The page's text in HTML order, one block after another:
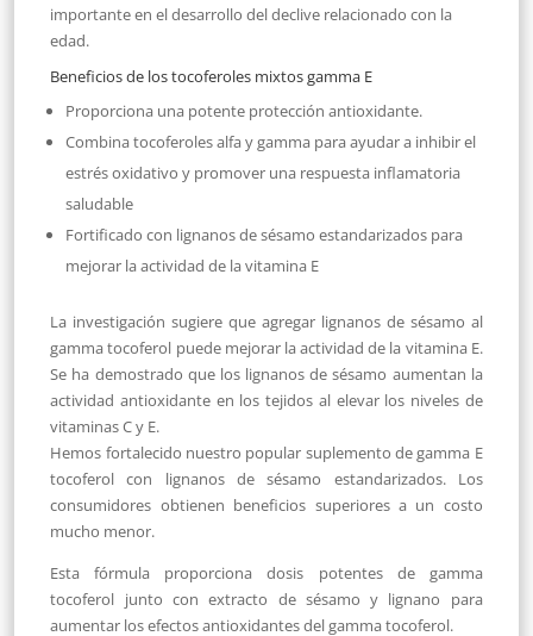
importante en el desarrollo del declive relacionado con la
edad.
Beneficios de los tocoferoles mixtos gamma E
Proporciona una potente protección antioxidante.
Combina tocoferoles alfa y gamma para ayudar a inhibir el
estrés oxidativo y promover una respuesta inflamatoria
saludable
Fortificado con lignanos de sésamo estandarizados para
mejorar la actividad de la vitamina E
La investigación sugiere que agregar lignanos de sésamo al
gamma tocoferol puede mejorar la actividad de la vitamina E.
Se ha demostrado que los lignanos de sésamo aumentan la
actividad antioxidante en los tejidos al elevar los niveles de
vitaminas C y E.
Hemos fortalecido nuestro popular suplemento de gamma E
tocoferol con lignanos de sésamo estandarizados. Los
consumidores obtienen beneficios superiores a un costo
mucho menor.
Esta fórmula proporciona dosis potentes de gamma
tocoferol junto con extracto de sésamo y lignano para
aumentar los efectos antioxidantes del gamma tocoferol.